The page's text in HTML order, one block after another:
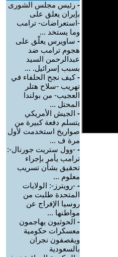
- رئيس مجلس الشورى
بإيران يعلق على
-استعراضات- ترامب
وما يستخد ...
- ساويرس يعلّق على
هجوم ترامب ضد
عبدالرحمن السيد
بسبب إسرائيل. ...
-كيف نجح الحلفاء في
تهريب -سلاح هتلر
العجيب- من بولندا
المحتل ...
- الجيش الأمريكي
يتسلم دفعة كبيرة من
صواريخ استخدمت لأول
مرة ف ...
- -وول ستريت جورنال-:
ترامب يأمر بإجراء
تحقيق بشأن تسريب
معلوم ...
- -رويترز-: الولايات
المتحدة طلبت من
روسيا الإفراج عن
مواطنها ...
- الحوثيون يهاجمون
معسكرات حكومية
ويقصفون نجران
بالسعودية